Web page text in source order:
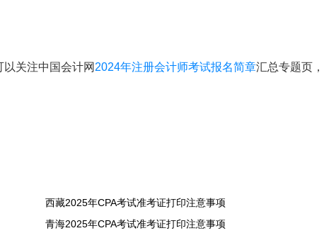
关注中国会计网 2024年注册会计师考试报名简章汇总专题页
西藏2025年CPA考试准考证打印注意事项
青海2025年CPA考试准考证打印注意事项